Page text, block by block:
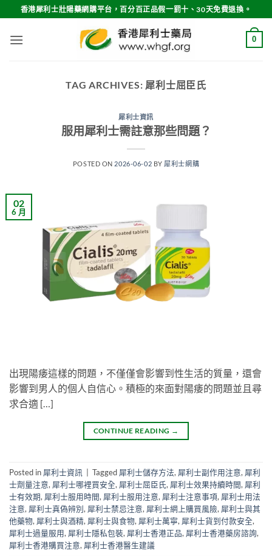
to
content
香港犀利士壯陽藥網購平台，百分百正品假一罰十、30天免費退換。
0
TAG ARCHIVES: 犀利士屈臣氏
犀利士資訊
服用犀利士需註意那些問題？
POSTED ON 2026-06-02 BY 犀利士網購
02
6 月
出現陽痿這樣的問題，不僅僅會影響到性生活的質量，還會
影響到男人的個人自信心。積極的來面對陽痿的問題並且尋
求合適 […]
CONTINUE READING →
Posted in 犀利士資訊 Tagged 犀利士儲存方法, 犀利士副作用注意, 犀利
士劑量注意, 犀利士哪裡買安全, 犀利士屈臣氏, 犀利士效果持續時間, 犀利
士有效期, 犀利士服用時間, 犀利士服用注意, 犀利士注意事項, 犀利士用法
注意, 犀利士真偽辨別, 犀利士禁忌注意, 犀利士網上購買風險, 犀利士與其
他藥物, 犀利士與酒精, 犀利士與食物, 犀利士萬寧, 犀利士貨到付款安全,
犀利士過量服用, 犀利士隱私包裝, 犀利士香港正品, 犀利士香港藥房諮詢,
犀利士香港購買注意, 犀利士香港醫生建議